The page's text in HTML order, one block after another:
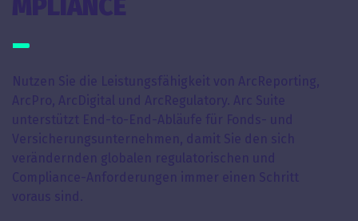
MPLIANCE
Nutzen Sie die Leistungsfähigkeit von ArcReporting,
ArcPro, ArcDigital und ArcRegulatory. Arc Suite
unterstützt End-to-End-Abläufe für Fonds- und
Versicherungsunternehmen, damit Sie den sich
verändernden globalen regulatorischen und
Compliance-Anforderungen immer einen Schritt
voraus sind.